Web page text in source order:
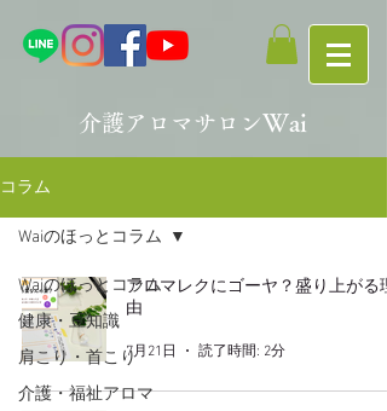
介護アロマサロンWai
コラム
Waiのほっとコラム
健康・豆知識
肩こり・首こり
介護・福祉アロマ
Waiのほっとコラム
アロマレクにゴーヤ？盛り上がる理
由
7月21日 読了時間: 2分